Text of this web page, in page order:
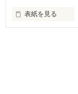
表紙を見る